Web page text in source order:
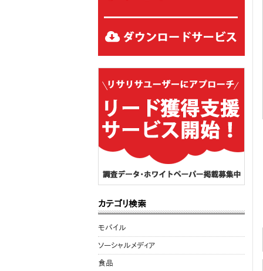
カテゴリ検索
モバイル
ソーシャルメディア
食品